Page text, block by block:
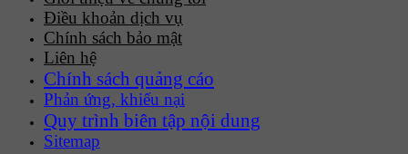
Điều khoản dịch vụ
Chính sách bảo mật
Liên hệ
Chính sách quảng cáo
Phản ứng, khiếu nại
Quy trình biên tập nội dung
Sitemap